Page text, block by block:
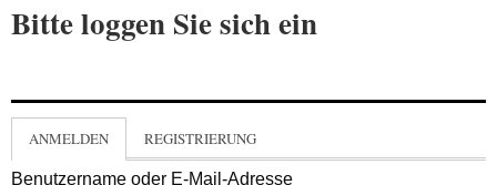
Bitte loggen Sie sich ein
ANMELDEN REGISTRIERUNG
Benutzername oder E-Mail-Adresse